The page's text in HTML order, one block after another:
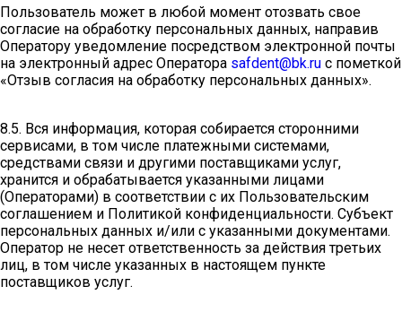
Пользователь может в любой момент отозвать свое
согласие на обработку персональных данных, направив
Оператору уведомление посредством электронной почты
на электронный адрес Оператора safdent@bk.ru с пометкой
«Отзыв согласия на обработку персональных данных».
8.5. Вся информация, которая собирается сторонними
сервисами, в том числе платежными системами,
средствами связи и другими поставщиками услуг,
хранится и обрабатывается указанными лицами
(Операторами) в соответствии с их Пользовательским
соглашением и Политикой конфиденциальности. Субъект
персональных данных и/или с указанными документами.
Оператор не несет ответственность за действия третьих
лиц, в том числе указанных в настоящем пункте
поставщиков услуг.